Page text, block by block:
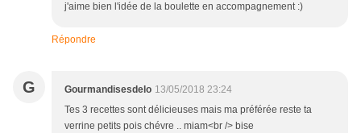
j'aime bien l'idée de la boulette en accompagnement :)
Répondre
G Gourmandisesdelo 13/05/2018 23:24
Tes 3 recettes sont délicieuses mais ma préférée reste ta
verrine petits pois chévre .. miam<br /> bise